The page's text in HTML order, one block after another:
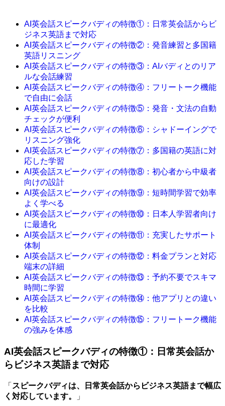
AI英会話スピークバディの特徴①：日常英会話からビ
ジネス英語まで対応
AI英会話スピークバディの特徴②：発音練習と多国籍
英語リスニング
AI英会話スピークバディの特徴③：AIバディとのリア
ルな会話練習
AI英会話スピークバディの特徴④：フリートーク機能
で自由に会話
AI英会話スピークバディの特徴⑤：発音・文法の自動
チェックが便利
AI英会話スピークバディの特徴⑥：シャドーイングで
リスニング強化
AI英会話スピークバディの特徴⑦：多国籍の英語に対
応した学習
AI英会話スピークバディの特徴⑧：初心者から中級者
向けの設計
AI英会話スピークバディの特徴⑨：短時間学習で効率
よく学べる
AI英会話スピークバディの特徴⑩：日本人学習者向け
に最適化
AI英会話スピークバディの特徴⑪：充実したサポート
体制
AI英会話スピークバディの特徴⑫：料金プランと対応
端末の詳細
AI英会話スピークバディの特徴⑬：予約不要でスキマ
時間に学習
AI英会話スピークバディの特徴⑭：他アプリとの違い
を比較
AI英会話スピークバディの特徴⑮：フリートーク機能
の強みを体感
AI英会話スピークバディの特徴①：日常英会話か
らビジネス英語まで対応
「 スピークバディは、日常英会話からビジネス英語まで幅広
く対応しています。
」